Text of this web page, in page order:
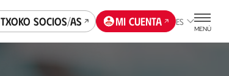
Txoko socios/as Mi cuenta ES
MENÚ